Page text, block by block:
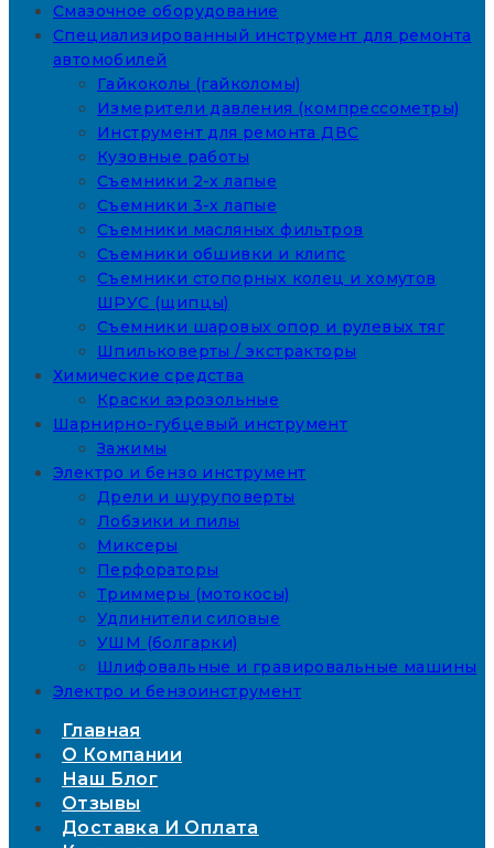
Смазочное оборудование
Специализированный инструмент для ремонта
автомобилей
Гайкоколы (гайколомы)
Измерители давления (компрессометры)
Инструмент для ремонта ДВС
Кузовные работы
Съемники 2-х лапые
Съемники 3-х лапые
Съемники масляных фильтров
Съемники обшивки и клипс
Съемники стопорных колец и хомутов
ШРУС (щипцы)
Съемники шаровых опор и рулевых тяг
Шпильковерты / экстракторы
Химические средства
Краски аэрозольные
Шарнирно-губцевый инструмент
Зажимы
Электро и бензо инструмент
Дрели и шуруповерты
Лобзики и пилы
Миксеры
Перфораторы
Триммеры (мотокосы)
Удлинители силовые
УШМ (болгарки)
Шлифовальные и гравировальные машины
Электро и бензоинструмент
Главная
О Компании
Наш Блог
Отзывы
Доставка И Оплата